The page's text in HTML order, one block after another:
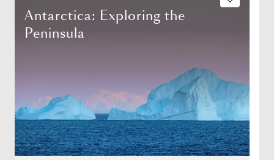
Antarctica: Exploring the
Peninsula